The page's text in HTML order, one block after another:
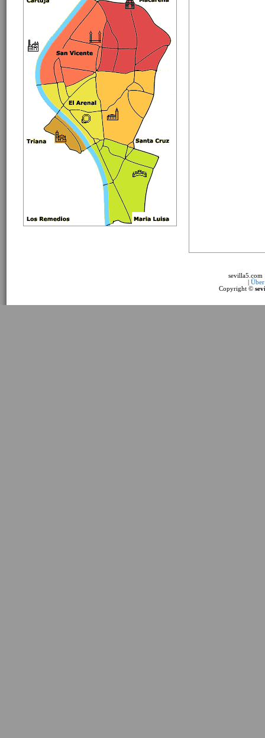
Copyright ©